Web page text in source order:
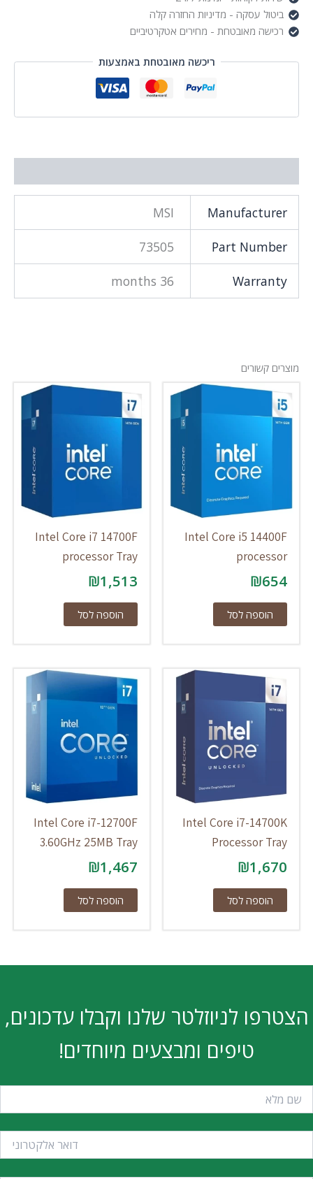
ביטול עסקה - מדיניות החזרה קלה
רכישה מאובטחת - מחירים אטקרטיביים
ריכשה מאובטחת באמצעות
Manufacturer
MSI
Part Number
73505
Warranty
36 months
מוצרים קשורים
Intel Core i5 14400F
processor
₪654
הוספה לסל
Intel Core i7 14700F
processor Tray
₪1,513
הוספה לסל
Intel Core i7-14700K
Processor Tray
₪1,670
הוספה לסל
Intel Core i7-12700F
3.60GHz 25MB Tray
₪1,467
הוספה לסל
הצטרפו לניוזלטר שלנו וקבלו עדכונים,
טיפים ומבצעים מיוחדים!